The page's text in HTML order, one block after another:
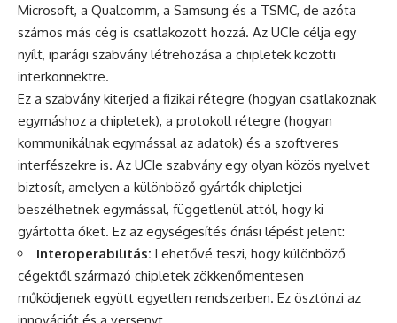
Microsoft, a Qualcomm, a Samsung és a TSMC, de azóta
számos más cég is csatlakozott hozzá. Az UCIe célja egy
nyílt, iparági szabvány létrehozása a chipletek közötti
interkonnektre.
Ez a szabvány kiterjed a fizikai rétegre (hogyan csatlakoznak
egymáshoz a chipletek), a protokoll rétegre (hogyan
kommunikálnak egymással az adatok) és a szoftveres
interfészekre is. Az UCIe szabvány egy olyan közös nyelvet
biztosít, amelyen a különböző gyártók chipletjei
beszélhetnek egymással, függetlenül attól, hogy ki
gyártotta őket. Ez az egységesítés óriási lépést jelent:
Interoperabilitás: Lehetővé teszi, hogy különböző
cégektől származó chipletek zökkenőmentesen
működjenek együtt egyetlen rendszerben. Ez ösztönzi az
innovációt és a versenyt.